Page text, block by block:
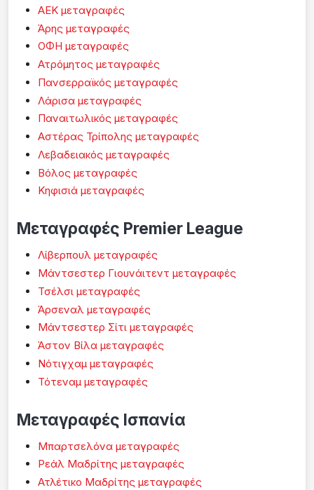
ΑΕΚ μεταγραφές
Άρης μεταγραφές
ΟΦΗ μεταγραφές
Ατρόμητος μεταγραφές
Πανσερραϊκός μεταγραφές
Λάρισα μεταγραφές
Παναιτωλικός μεταγραφές
Αστέρας Τρίπολης μεταγραφές
Λεβαδειακός μεταγραφές
Βόλος μεταγραφές
Κηφισιά μεταγραφές
Μεταγραφές Premier League
Λίβερπουλ μεταγραφές
Μάντσεστερ Γιουνάιτεντ μεταγραφές
Τσέλσι μεταγραφές
Άρσεναλ μεταγραφές
Μάντσεστερ Σίτι μεταγραφές
Άστον Βίλα μεταγραφές
Νότιγχαμ μεταγραφές
Τότεναμ μεταγραφές
Μεταγραφές Ισπανία
Μπαρτσελόνα μεταγραφές
Ρεάλ Μαδρίτης μεταγραφές
Ατλέτικο Μαδρίτης μεταγραφές